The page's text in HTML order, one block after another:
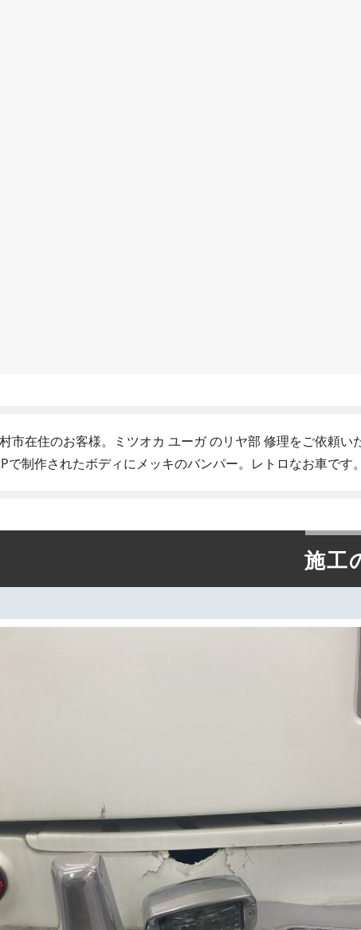
市在住のお客様。ミツオカ ユーガ のリヤ部 修理をご依頼
で制作されたボディにメッキのバンパー。レトロなお車です
施工